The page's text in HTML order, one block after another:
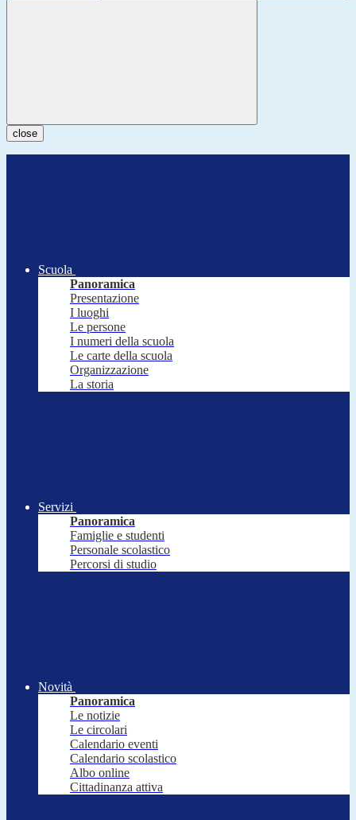
close
Scuola
Panoramica
Presentazione
I luoghi
Le persone
I numeri della scuola
Le carte della scuola
Organizzazione
La storia
Servizi
Panoramica
Famiglie e studenti
Personale scolastico
Percorsi di studio
Novità
Panoramica
Le notizie
Le circolari
Calendario eventi
Calendario scolastico
Albo online
Cittadinanza attiva